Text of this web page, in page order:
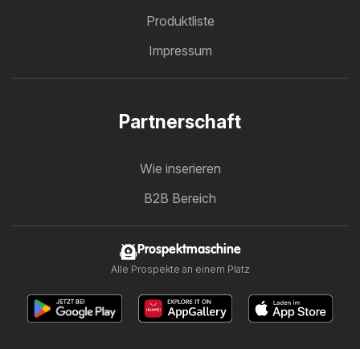
Produktliste
Impressum
Partnerschaft
Wie inserieren
B2B Bereich
Prospektmaschine
Alle Prospekte an einem Platz